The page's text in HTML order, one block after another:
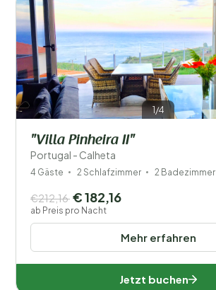
1/4
"Villa Pinheira II"
Portugal - Calheta
4 Gäste 2 Schlafzimmer 2 Badezimmer
Mehr erfahren
€212,16 € 182,16
ab Preis pro Nacht
Jetzt buchen